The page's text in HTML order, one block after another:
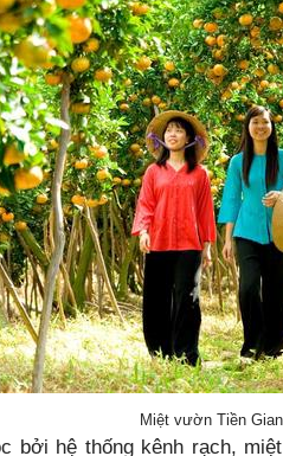
Miệt vườn Tiền
bởi hệ thống kênh rạch,